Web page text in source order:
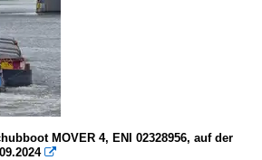
MOVER 4, ENI 02328956, auf der
